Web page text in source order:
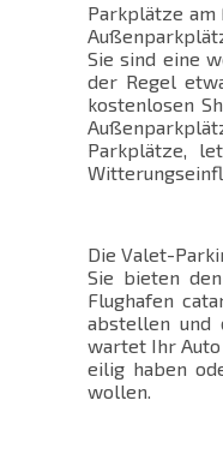
Parkplätze am
Sie sind eine
der Regel
kostenlosen
Parkplätze,
Die Valet-
Sie bieten
Flughafen
abstellen und
wartet Ihr Auto
eilig haben
wollen.